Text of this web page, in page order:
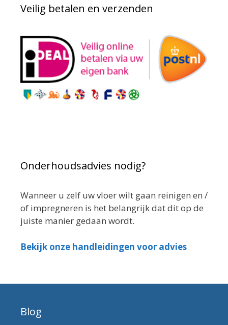
Veilig betalen en verzenden
Onderhoudsadvies nodig?
Wanneer u zelf uw vloer wilt gaan reinigen en /
of impregneren is het belangrijk dat dit op de
juiste manier gedaan wordt.
Bekijk onze handleidingen voor advies
Blog